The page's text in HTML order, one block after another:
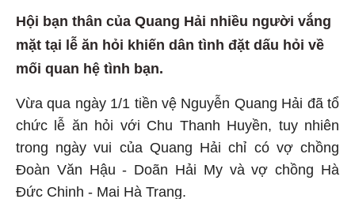
Hội bạn thân của Quang Hải nhiều người vắng
mặt tại lễ ăn hỏi khiến dân tình đặt dấu hỏi về
mối quan hệ tình bạn.
Vừa qua ngày 1/1 tiền vệ Nguyễn Quang Hải đã tổ
chức lễ ăn hỏi với Chu Thanh Huyền, tuy nhiên
trong ngày vui của Quang Hải chỉ có vợ chồng
Đoàn Văn Hậu - Doãn Hải My và vợ chồng Hà
Đức Chinh - Mai Hà Trang.